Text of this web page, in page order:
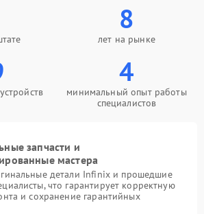
8
лет на рынке
4
минимальный опыт работы
специалистов
запчасти и
мастера
детали Infinix и прошедшие
что гарантирует корректную
и сохранение гарантийных